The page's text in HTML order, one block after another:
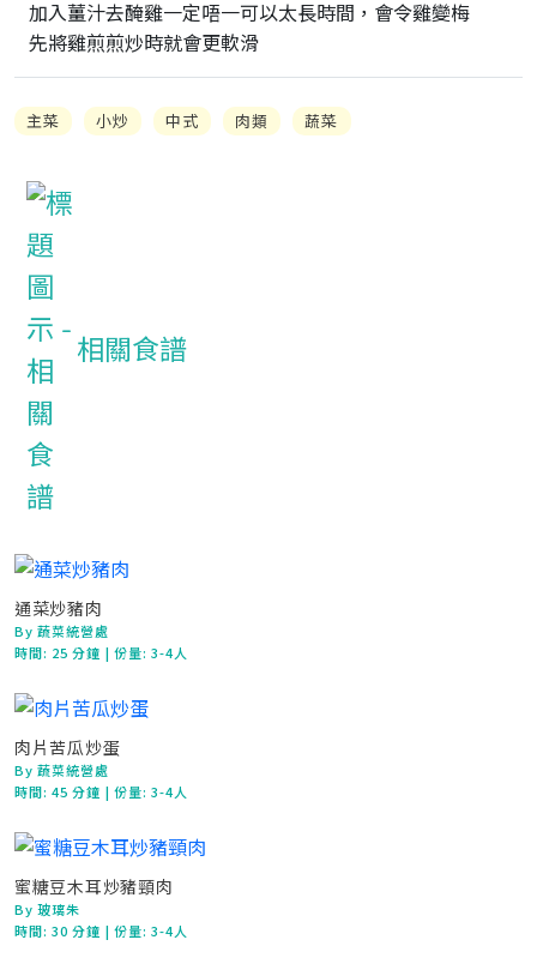
加入薑汁去醃雞一定唔一可以太長時間，會令雞變梅
先將雞煎煎炒時就會更軟滑
主菜 小炒 中式 肉類 蔬菜
相關食譜
通菜炒豬肉
By 蔬菜統營處
時間: 25 分鐘 | 份量: 3-4人
肉片苦瓜炒蛋
By 蔬菜統營處
時間:45 分鐘 | 份量: 3-4人
蜜糖豆木耳炒豬頸肉
By 玻璃朱
時間:30 分鐘 | 份量: 3-4人